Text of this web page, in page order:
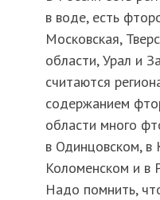
в воде, есть
Московская,
области, Урал и
считаются
содержанием
области много
в Одинцовском, в
Коломенском и в
Надо помнить,